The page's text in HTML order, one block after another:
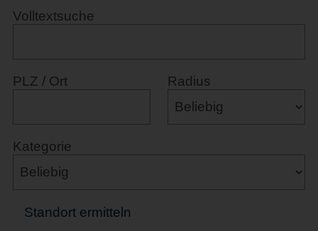
Volltextsuche
PLZ / Ort Radius
Kategorie
Standort ermitteln